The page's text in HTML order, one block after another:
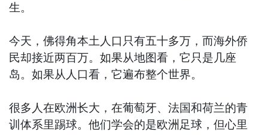
生。
今天，佛得角本土人口只有五十多万，而海外侨
民却接近两百万。如果从地图看，它只是几座
岛。如果从人口看，它遍布整个世界。
很多人在欧洲长大，在葡萄牙、法国和荷兰的青
训体系里踢球。他们学会的是欧洲足球，但心里